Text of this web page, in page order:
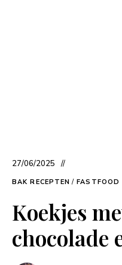
27/06/2025
BAK RECEPTEN / FASTFOOD
Koekjes
chocolade